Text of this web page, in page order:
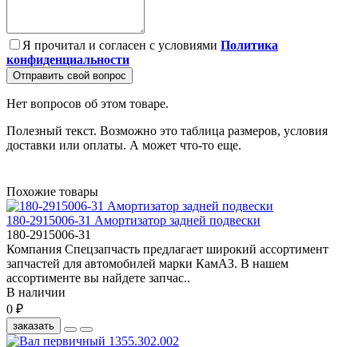
Я прочитал и согласен с условиями Политика
конфиденциальности
Отправить свой вопрос
Нет вопросов об этом товаре.
Полезный текст. Возможно это таблица размеров, условия
доставки или оплаты. А может что-то еще.
Похожие товары
180-2915006-31 Амортизатор задней подвески
180-2915006-31
Компания Спецзапчасть предлагает широкий ассортимент
запчастей для автомобилей марки КамАЗ. В нашем
ассортименте вы найдете запчас..
В наличии
0 ₽
заказать